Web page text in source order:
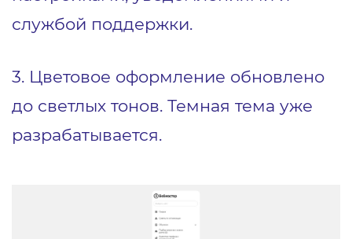
службой поддержки.
3. Цветовое оформление обновлено
до светлых тонов. Темная тема уже
разрабатывается.